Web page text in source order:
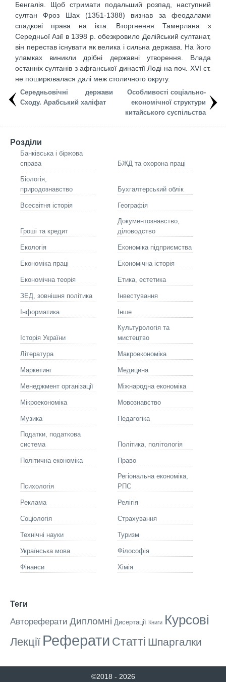
Бенгалія. Щоб стримати подальший розпад, наступний
султан Фроз Шах (1351-1388) визнав за феодалами
спадкові права на ікта. Вторгнення Тамерлана з
Середньої Азії в 1398 р. обезкровило Делійський султанат,
він перестав існувати як велика і сильна держава. На його
уламках виникли дрібні державні утворення. Влада
останніх султанів з афганської династії Лоді на поч. XVI ст.
не поширювалася далі меж столичного округу.
Середньовічні держави
Сходу. Арабський халіфат
Особливості соціально-
економічної структури
китайського суспільства
Розділи
Банківська і біржова
справа
БЖД та охорона праці
Біологія,
природознавство
Бухгалтерський облік
Всесвітня історія Географія
Гроші та кредит
Документознавство,
діловодство
Екологія Економіка підприємства
Економіка праці Економічна історія
Економічна теорія Етика, естетика
ЗЕД, зовнішня політика Інвестування
Інформатика Інше
Історія України
Культурологія та
мистецтво
Літературa Макроекономіка
Маркетинг Медицина
Менеджмент організації Міжнародна економіка
Мікроекономіка Мовознавство
Музика Педагогіка
Податки, податкова
система
Політика, політологія
Політична економіка Право
Психологія
Регіональна економіка,
РПС
Реклама Релігія
Соціологія Страхування
Технічні науки Туризм
Українська мова Філософія
Фінанси Хімія
Теги
Автореферати Дипломні Дисертації Книги Курсові
Лекції Реферати Статті Шпаргалки
©2018 - 2026